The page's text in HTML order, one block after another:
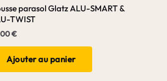
parasol Glatz ALU-SMART &
TWIST
€
Ajouter au panier